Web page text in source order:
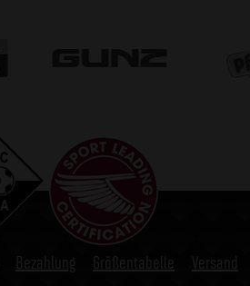
Bezahlung Größentabelle Versand